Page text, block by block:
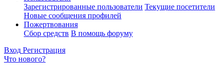
Зарегистрированные пользователи Текущие посетители
Новые сообщения профилей
Пожертвования
Сбор средств В помощь форуму
Вход Регистрация
Что нового?